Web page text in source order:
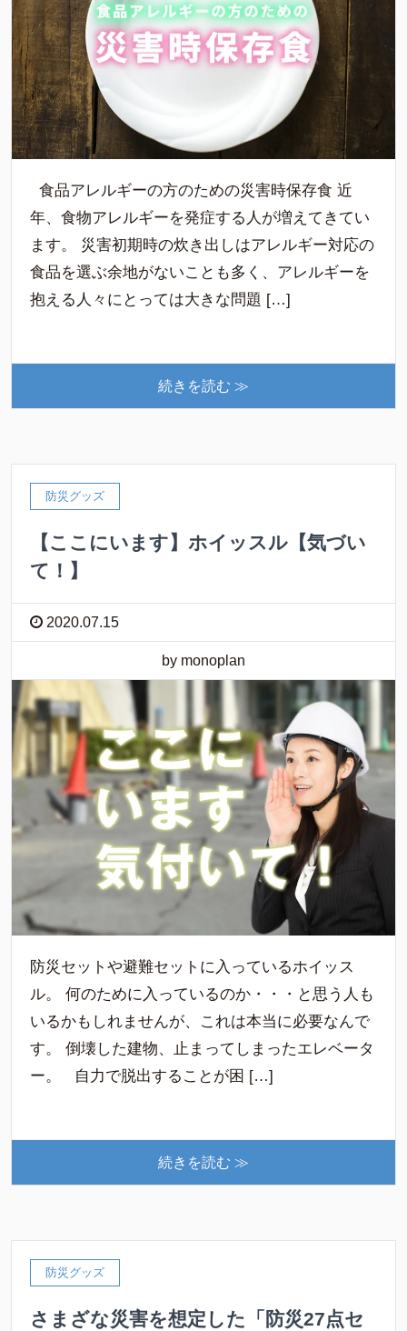
食品アレルギーの方のための災害時保存食 近
年、食物アレルギーを発症する人が増えてきてい
ます。 災害初期時の炊き出しはアレルギー対応の
食品を選ぶ余地がないことも多く、アレルギーを
抱える人々にとっては大きな問題 […]
続きを読む ≫
防災グッズ
【ここにいます】ホイッスル【気づい
て！】
2020.07.15
by monoplan
防災セットや避難セットに入っているホイッス
ル。 何のために入っているのか・・・と思う人も
いるかもしれませんが、これは本当に必要なんで
す。 倒壊した建物、止まってしまったエレベータ
ー。 自力で脱出することが困 […]
続きを読む ≫
防災グッズ
さまざな災害を想定した「防災27点セ